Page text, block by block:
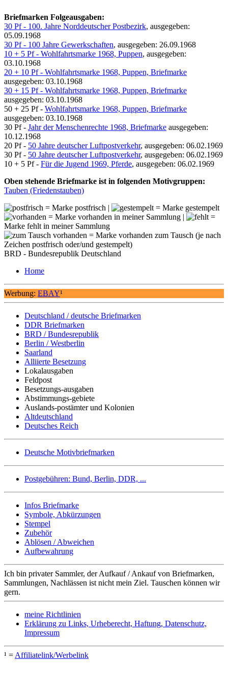
Briefmarken Folgeausgaben:
30 Pf - 100. Jahre Norddeutscher Postbezirk, ausgegeben:
05.09.1968
30 Pf - 100 Jahre Gewerkschaften, ausgegeben: 26.09.1968
10 + 5 Pf - Wohlfahrtsmarke 1968, Puppen, ausgegeben:
03.10.1968
20 + 10 Pf - Wohlfahrtsmarke 1968, Puppen, Briefmarke
ausgegeben: 03.10.1968
30 + 15 Pf - Wohlfahrtsmarke 1968, Puppen, Briefmarke
ausgegeben: 03.10.1968
50 + 25 Pf - Wohlfahrtsmarke 1968, Puppen, Briefmarke
ausgegeben: 03.10.1968
30 Pf - Jahr der Menschenrechte 1968, Briefmarke ausgegeben:
10.12.1968
20 Pf - 50 Jahre deutscher Luftpostverkehr, ausgegeben: 06.02.1969
30 Pf - 50 Jahre deutscher Luftpostverkehr, ausgegeben: 06.02.1969
10 + 5 Pf - Für die Jugend 1969, Pferde, ausgegeben: 06.02.1969
Oben stehende Briefmarke ist in folgenden Motivgruppen:
Tauben (Friedenstauben)
= Marke postfrisch |
= Marke gestempelt
= Marke vorhanden in meiner Sammlung |
=
Marke fehlt in meiner Sammlung
= Marke vorhanden zum Tausch (je nach
Zeichen postfrisch oder/und gestempelt)
BRD - Bundesrepublik Deutschland
Home
Werbung: EBAY¹
Deutschland / deutsche Briefmarken
DDR Briefmarken
BRD / Bundesrepublik
Berlin / Westberlin
Saarland
Alliierte Besetzung
Lokalausgaben
Feldpost
Besetzungs-ausgaben
Abstimmungs-gebiete
Auslands-postämter und Kolonien
Altdeutschland
Deutsches Reich
Deutsche Motivbriefmarken
Postgebühren: Bund, Berlin, DDR, ...
Infos Briefmarke
Symbole, Abkürzungen
Stempel
Zubehör
Ablösen / Abweichen
Aufbewahrung
Ich bin privater Sammler, der Aufkauf / Ankauf von Briefmarken,
Sammlungen, Nachlässen ist nicht mein Ziel. Tauschen können wir
gern.
meine Richtlinien
Erklärung zu Links, Urheberecht, Haftung, Datenschutz,
Impressum
¹ = Affiliatelink/Werbelink